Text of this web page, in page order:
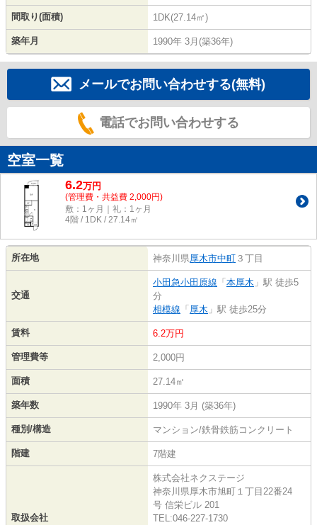
間取り(面積) 1DK(27.14㎡)
築年月 1990年 3月(築36年)
メールでお問い合わせする(無料)
電話でお問い合わせする
空室一覧
6.2万円
(管理費・共益費 2,000円)
敷：1ヶ月｜礼：1ヶ月
4階 / 1DK / 27.14㎡
所在地 神奈川県厚木市中町 ３丁目
交通
小田急小田原線 「 本厚木 」駅 徒歩5
分
相模線 「 厚木 」駅 徒歩25分
賃料 6.2万円
管理費等 2,000円
面積 27.14㎡
築年数 1990年 3月 (築36年)
種別/構造 マンション/鉄骨鉄筋コンクリート
階建 7階建
取扱会社
株式会社ネクステージ
神奈川県厚木市旭町１丁目22番24
号 信栄ビル 201
TEL:046-227-1730